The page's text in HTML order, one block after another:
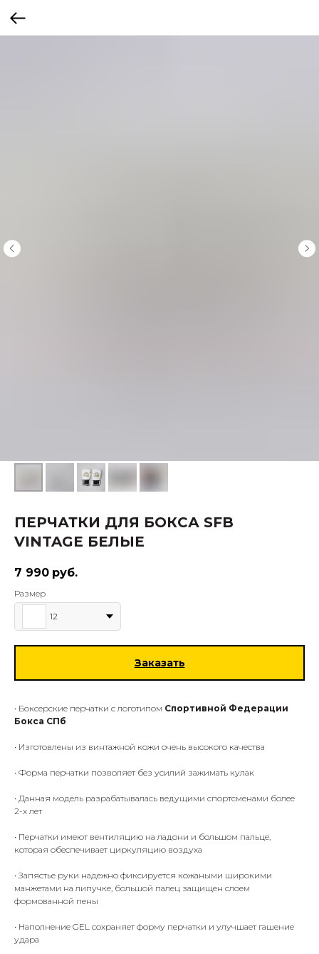
ПЕРЧАТКИ ДЛЯ БОКСА SFB
VINTAGE БЕЛЫЕ
7 990 руб.
Размер
12
Заказать
• Боксерские перчатки с логотипом Спортивной Федерации
Бокса СПб
• Изготовлены из винтажной кожи очень высокого качества
• Форма перчатки позволяет без усилий зажимать кулак
• Данная модель разрабатывалась ведущими спортсменами более
2-х лет
• Перчатки имеют вентиляцию на ладони и большом пальце,
которая обеспечивает циркуляцию воздуха
• Запястье руки надежно фиксируется кожаными широкими
манжетами на липучке, большой палец защищен слоем
формованной пены
• Наполнение GEL сохраняет форму перчатки и улучшает гашение
удара